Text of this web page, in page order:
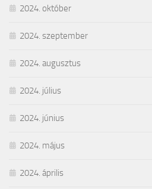
2024. október
2024. szeptember
2024. augusztus
2024. július
2024. június
2024. május
2024. április